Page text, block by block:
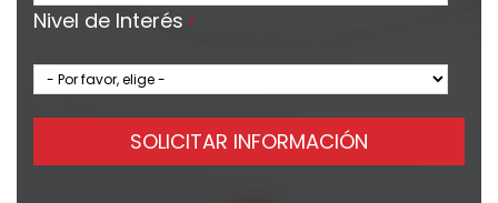
Nivel de Interés *
SOLICITAR INFORMACIÓN